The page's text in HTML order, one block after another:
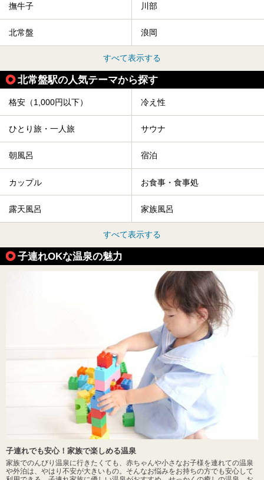
撫牛子 川部
北常盤 浪岡
すべて表示する
北常盤駅の人気テーマから探す
格安（1,000円以下） 冷え性
ひとり旅・一人旅 サウナ
朝風呂 宿泊
カップル お食事・食事処
露天風呂 家族風呂
すべて表示する
子連れOKな温泉の魅力
子連れでも安心！家族で楽しめる温泉
家族でのんびり温泉に行きたくても、赤ちゃんや小さなお子様を連れての温泉
や外泊は、やはり不安が大きいもの。そんなお悩みをお持ちの方でも安心して